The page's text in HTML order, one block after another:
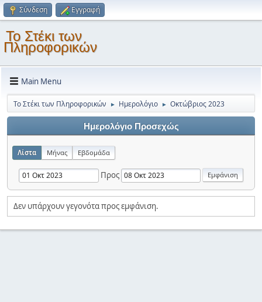
Σύνδεση Εγγραφή
Το Στέκι των
Πληροφορικών
Main Menu
Το Στέκι των Πληροφορικών ► Ημερολόγιο ► Οκτώβριος 2023
Ημερολόγιο Προσεχώς
Λίστα Μήνας Εβδομάδα
Προς
Δεν υπάρχουν γεγονότα προς εμφάνιση.